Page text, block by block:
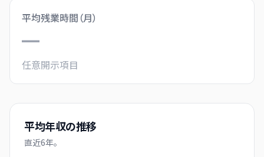
平均残業時間（月）
—
任意開示項目
平均年収の推移
直近6年。